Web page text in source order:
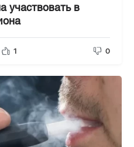
участвовать в
1 0